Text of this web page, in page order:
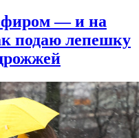
— и на
подаю лепешку